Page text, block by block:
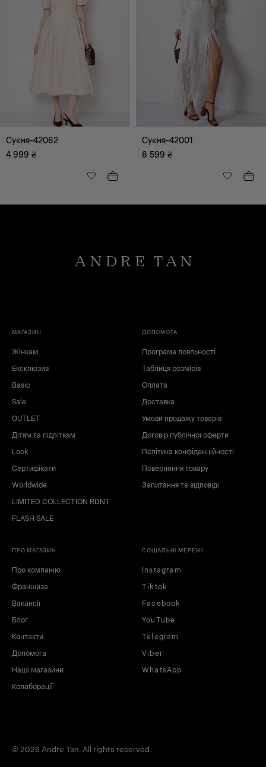
Сукня-42062
4 999 ₴
Сукня-42001
6 599 ₴
МАГАЗИН
Жінкам
Ексклюзив
Basic
Sale
OUTLET
Дітям та підліткам
Look
Сертифікати
Worldwide
LIMITED COLLECTION RDNT
FLASH SALE
ДОПОМОГА
Програма лояльності
Таблиця розмірів
Оплата
Доставка
Умови продажу товарів
Договір публічної оферти
Політика конфіденційності
Повернення товару
Запитання та відповіді
ПРО МАГАЗИН
Про компанію
Франшиза
Вакансії
Блог
Контакти
Допомога
Наші магазини
Колаборації
СОЦІАЛЬНІ МЕРЕЖІ
Instagram
Tiktok
Facebook
YouTube
Telegram
Viber
WhatsApp
© 2026 Andre Tan. All rights reserved.